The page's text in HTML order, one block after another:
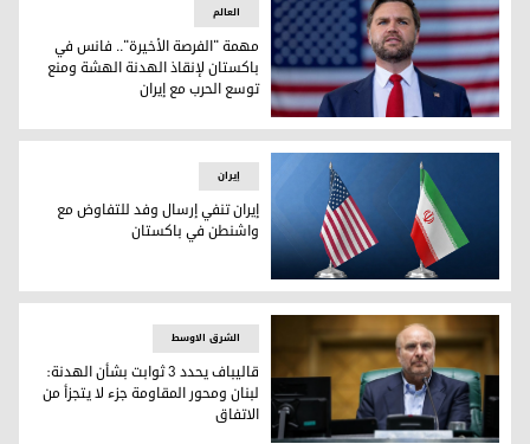
مهمة "الفرصة الأخيرة".. فانس في باكستان لإنقاذ الهدنة
العالم
مهمة "الفرصة الأخيرة".. فانس في
باكستان لإنقاذ الهدنة الهشة ومنع
توسع الحرب مع إيران
إيران تنفي إرسال وفد للتفاوض مع واشنطن في باكستان
إيران
إيران تنفي إرسال وفد للتفاوض مع
واشنطن في باكستان
الشرق الاوسط
قاليباف يحدد 3 ثوابت بشأن الهدنة:
لبنان ومحور المقاومة جزء لا يتجزأ من
الاتفاق